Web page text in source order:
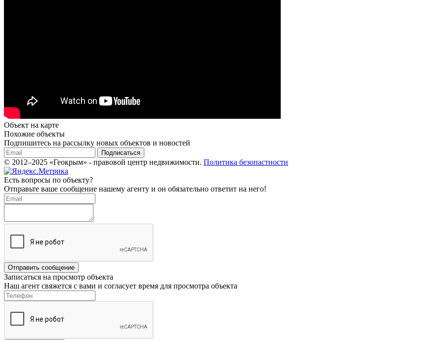
Объект на карте
Похожие объекты
Подпишитесь на рассылку новых объектов и новостей
Подписаться
© 2012–2025 «Геокрым» - правовой центр недвижимости. Политика безопастности
Есть вопросы по объекту?
Отправьте ваше сообщение нашему агенту и он обязательно ответит на него!
Отправить сообщение
Записаться на просмотр объекта
Наш агент свяжется с вами и согласует время для просмотра объекта